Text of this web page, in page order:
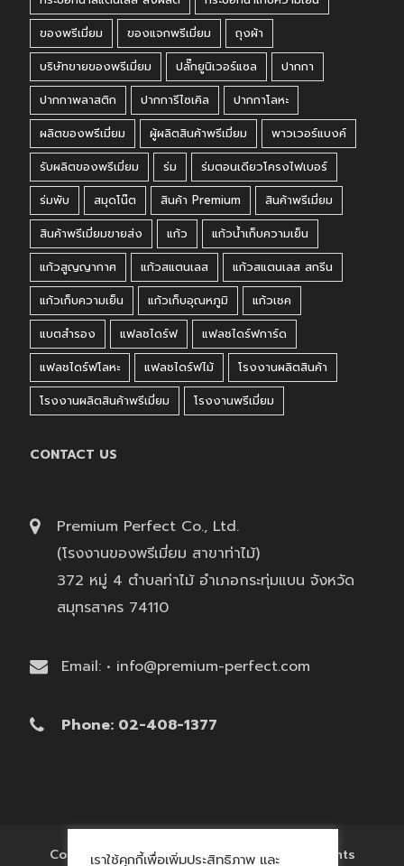
ของพรีเมี่ยม
ของแจกพรีเมี่ยม
ถุงผ้า
บริษัทขายของพรีเมี่ยม
ปลั๊กยูนิเวอร์แซล
ปากกา
ปากกาพลาสติก
ปากการีไซเคิล
ปากกาโลหะ
ผลิตของพรีเมี่ยม
ผู้ผลิตสินค้าพรีเมี่ยม
พาวเวอร์แบงค์
รับผลิตของพรีเมี่ยม
ร่ม
ร่มตอนเดียวโครงไฟเบอร์
ร่มพับ
สมุดโน๊ต สินค้า Premium
สินค้าพรีเมี่ยม
สินค้าพรีเมี่ยมขายส่ง
แก้ว
แก้วน้ำเก็บความเย็น
แก้วสูญญากาศ
แก้วสแตนเลส
แก้วสแตนเลส สกรีน
แก้วเก็บความเย็น
แก้วเก็บอุณหภูมิ
แก้วเชค
แบตสำรอง
แฟลชไดร์ฟ
แฟลชไดร์ฟการ์ด
แฟลชไดร์ฟโลหะ
แฟลชไดร์ฟไม้
โรงงานผลิตสินค้า
โรงงานผลิตสินค้าพรีเมี่ยม
โรงงานพรีเมี่ยม
CONTACT US
Premium Perfect Co., Ltd.
(โรงงานของพรีเมี่ยม สาขาท่าไม้)
372 หมู่ 4 ตำบลท่าไม้ อำเภอกระทุ่มแบน จังหวัด
สมุทรสาคร 74110
Email: • info@premium-perfect.com
Phone: 02-408-1377
Copyright © 2017 'โรงงานของพรีเมี่ยม' All Rights
เราใช้คุกกี้เพื่อเพิ่มประสิทธิภาพ และ